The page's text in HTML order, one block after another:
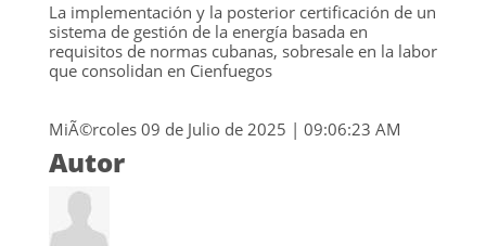
La implementación y la posterior certificación de un
sistema de gestión de la energía basada en
requisitos de normas cubanas, sobresale en la labor
que consolidan en Cienfuegos
MiÃ©rcoles 09 de Julio de 2025 | 09:06:23 AM
Autor